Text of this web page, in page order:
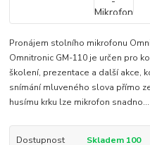
Pronájem stolního mikrofonu
Omnitronic GM-110 je určen pro
školení, prezentace a další akce,
snímání mluveného slova přímo
husímu krku lze mikrofon snadno...
Dostupnost Skladem 100